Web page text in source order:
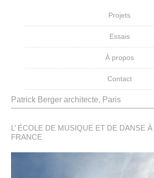
Projets
Essais
À propos
Contact
Patrick Berger architecte, Paris
L’ ÉCOLE DE MUSIQUE ET DE DANSE À
FRANCE